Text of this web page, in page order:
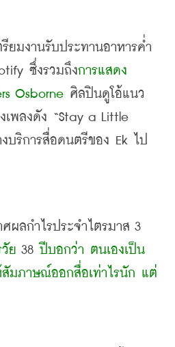
ยมงานรับประทานอาหารค่ำ
ซึ่งรวมถึงการแสดง
Osborne ศิลปินดูโอ้แนว
เพลงดัง “Stay a Little
งบริการสื่อดนตรีของ Ek
ไป
ศผลกำไรประจำไตรมาส
ย 38 ปีบอกว่า ตนเองเป็น
มภาษณ์ออกสื่อเท่าไรนัก แต่